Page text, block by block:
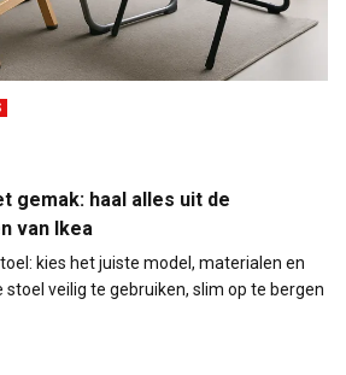
gemak: haal alles uit de
van Ikea
kies het juiste model, materialen en
veilig te gebruiken, slim op te bergen